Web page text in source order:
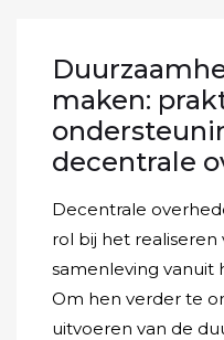
maken:
decentrale
Decentrale
rol bij het
samenleving vanuit
Om hen verder te
uitvoeren van de